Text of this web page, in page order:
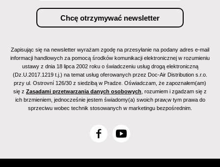
Zapisując się na newsletter wyrażam zgodę na przesyłanie na podany adres e-mail
informacji handlowych za pomocą środków komunikacji elektronicznej w rozumieniu
ustawy z dnia 18 lipca 2002 roku o świadczeniu usług drogą elektroniczną
(Dz.U.2017.1219 t.j.) na temat usług oferowanych przez Doc-Air Distribution s.r.o.
przy ul. Ostrovní 126/30 z siedzibą w Pradze. Oświadczam, że zapoznałem(am)
się z Zasadami przetwarzania danych osobowych , rozumiem i zgadzam się z
ich brzmieniem, jednocześnie jestem świadomy(a) swoich praw,w tym prawa do
sprzeciwu wobec technik stosowanych w marketingu bezpośrednim.
F
c
Y
u